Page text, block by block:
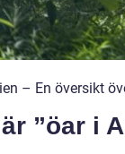
– En översikt
”öar i